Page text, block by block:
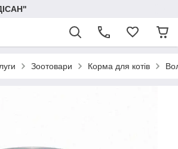
Зоотовари Корма для котів